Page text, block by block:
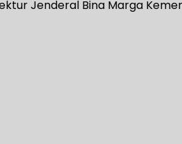
Jenderal Bina Marga